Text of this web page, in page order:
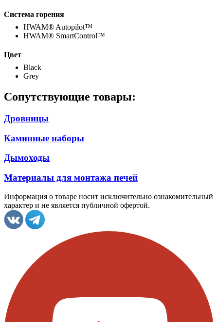
Система горения
HWAM® Autopilot™
HWAM® SmartControl™
Цвет
Black
Grey
Сопутствующие товары:
Дровницы
Каминные наборы
Дымоходы
Материалы для монтажа печей
Информация о товаре носит исключительно ознакомительный
характер и не является публичной офертой.